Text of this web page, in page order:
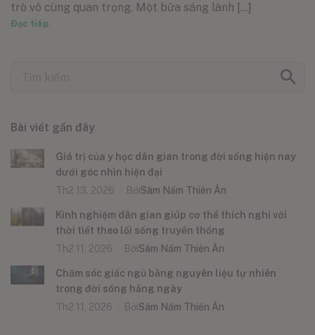
trò vô cùng quan trọng. Một bữa sáng lành [...]
Đọc tiếp
Bài viết gần đây
Giá trị của y học dân gian trong đời sống hiện nay
dưới góc nhìn hiện đại
Th2 13, 2026
BởiSâm Nấm Thiên Ân
Kinh nghiệm dân gian giúp cơ thể thích nghi với
thời tiết theo lối sống truyền thống
Th2 11, 2026
BởiSâm Nấm Thiên Ân
Chăm sóc giấc ngủ bằng nguyên liệu tự nhiên
trong đời sống hằng ngày
Th2 11, 2026
BởiSâm Nấm Thiên Ân